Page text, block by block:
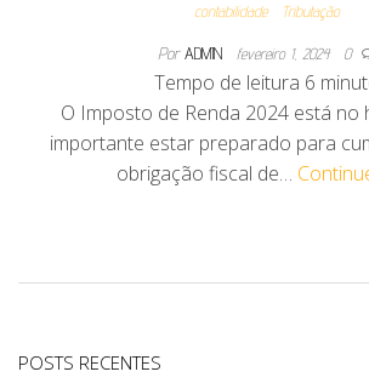
contabilidade
Tributação
Por ADMIN fevereiro 1, 2024 0
Tempo de leitura 6
O Imposto de Renda 2024 está no
importante estar preparado para
obrigação fiscal de…
POSTS RECENTES